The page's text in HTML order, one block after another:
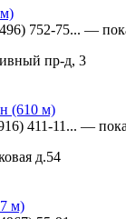
752-75... —
пр-д, 3
(610 м)
411-11... —
д.54
м)